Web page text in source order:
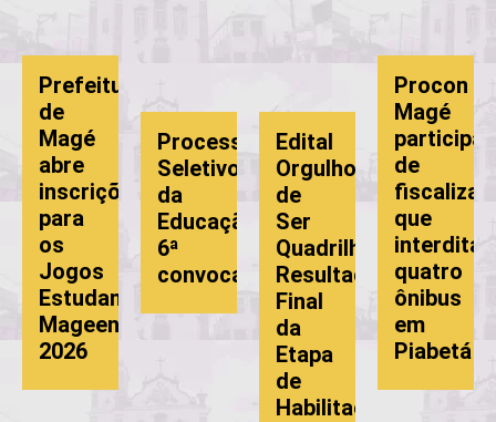
Prefeitura
de
Magé
abre
inscrições
para
os
Jogos
Estudantis
Mageenses
2026
Processo
Seletivo
da
Educação:
6ª
convocação
Edital
Orgulho
de
Ser
Quadrilheiro:
Resultado
Final
da
Etapa
de
Habilitação
Procon
Magé
participa
de
fiscalização
que
interdita
quatro
ônibus
em
Piabetá